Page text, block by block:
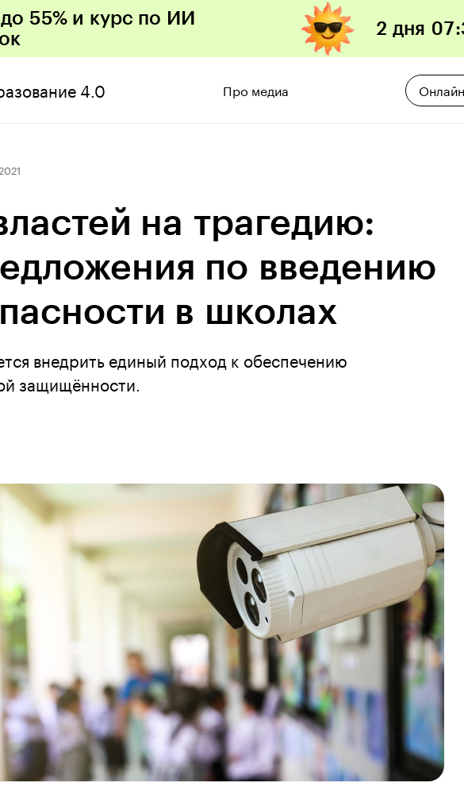
55% и курс по ИИ
2 дня 07:
4.0 Про медиа
на трагедию:
по введению
в школах
внедрить единый подход к обеспечению
защищённости.